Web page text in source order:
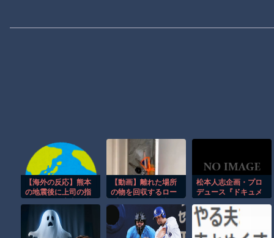
【海外の反応】熊本
の地震後に上司の指
った従業員２人が爆
発で死亡したらしい
→ 「ステレオタイ
【動画】離れた場所
の物を回収するロー
覚えたい。
松本人志企画・プロ
デュース『ドキュメ
で初の制作が決定 海
外タイトル『LOL』
として世界25ヶ国・